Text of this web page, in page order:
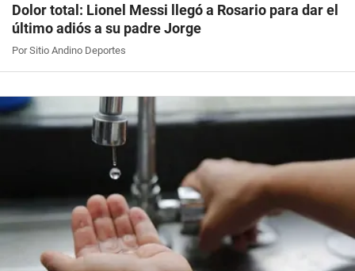
Dolor total: Lionel Messi llegó a Rosario para dar el
último adiós a su padre Jorge
Por Sitio Andino Deportes